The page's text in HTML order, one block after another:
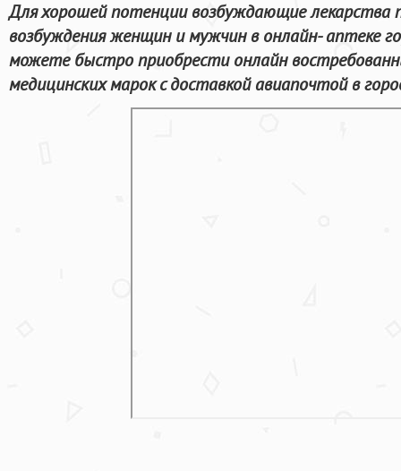
Для хорошей потенции возбуждающие лекарства
возбуждения женщин и мужчин в онлайн- аптеке
можете быстро приобрести онлайн
медицинских марок с доставкой авиапочтой в